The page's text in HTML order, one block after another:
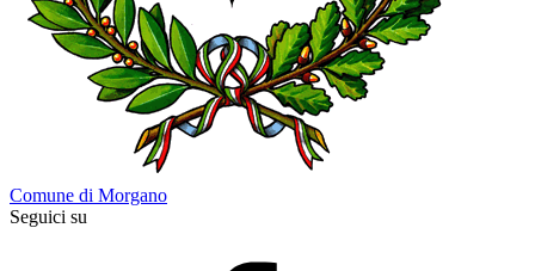
Comune di Morgano
Seguici su